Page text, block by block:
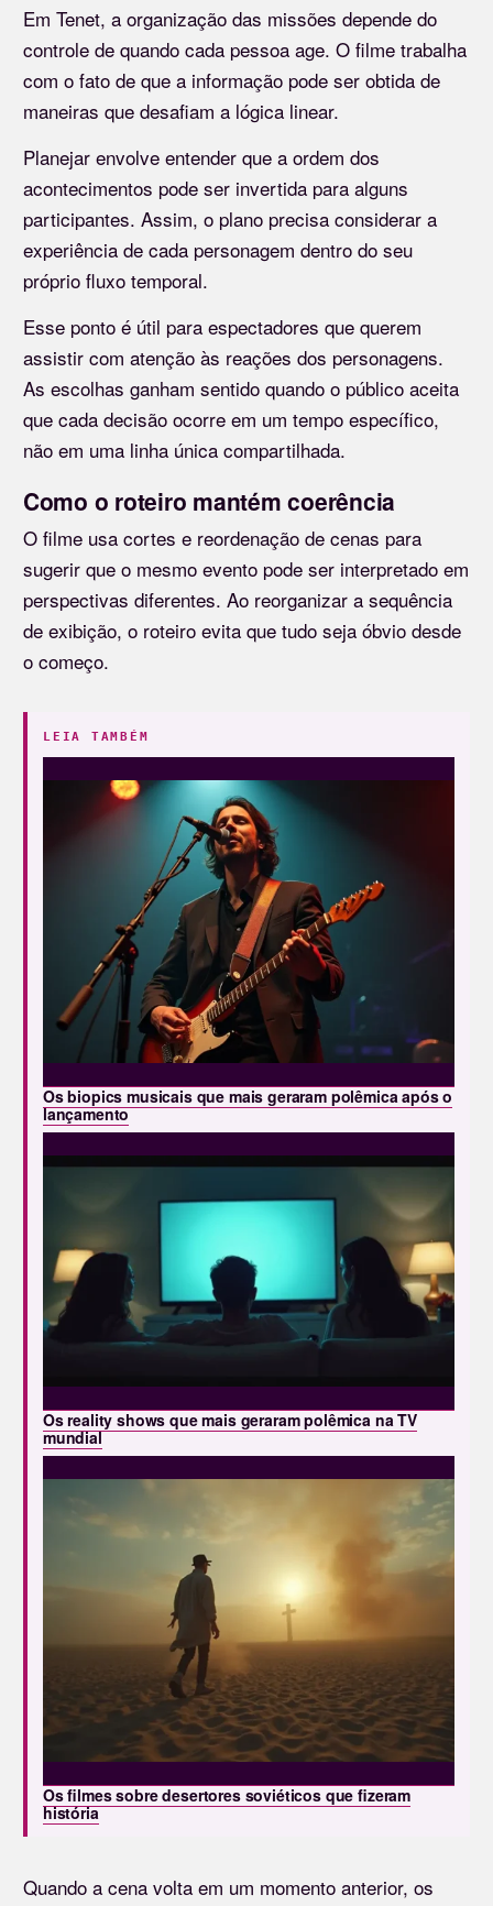
Em Tenet, a organização das missões depende do
controle de quando cada pessoa age. O filme trabalha
com o fato de que a informação pode ser obtida de
maneiras que desafiam a lógica linear.
Planejar envolve entender que a ordem dos
acontecimentos pode ser invertida para alguns
participantes. Assim, o plano precisa considerar a
experiência de cada personagem dentro do seu
próprio fluxo temporal.
Esse ponto é útil para espectadores que querem
assistir com atenção às reações dos personagens.
As escolhas ganham sentido quando o público aceita
que cada decisão ocorre em um tempo específico,
não em uma linha única compartilhada.
Como o roteiro mantém coerência
O filme usa cortes e reordenação de cenas para
sugerir que o mesmo evento pode ser interpretado em
perspectivas diferentes. Ao reorganizar a sequência
de exibição, o roteiro evita que tudo seja óbvio desde
o começo.
LEIA TAMBÉM
Os biopics musicais que mais geraram polêmica após o
lançamento
Os reality shows que mais geraram polêmica na TV
mundial
Os filmes sobre desertores soviéticos que fizeram
história
Quando a cena volta em um momento anterior, os